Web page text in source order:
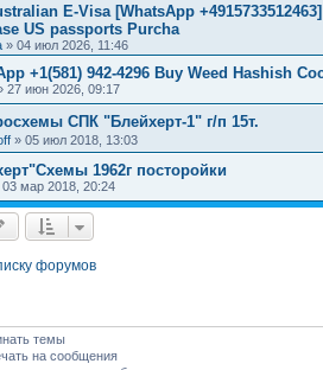
E-Visa [WhatsApp
US passports Purcha
» 04 июл 2026, 11:46
+1(581) 942-4296 Buy Weed Hashish
27 июн 2026, 09:17
СПК "Блейхерт-1" г/п 15т.
» 05 июл 2018, 13:03
1962г посторойки
03 мар 2018, 20:24
форумов
темы
на сообщения